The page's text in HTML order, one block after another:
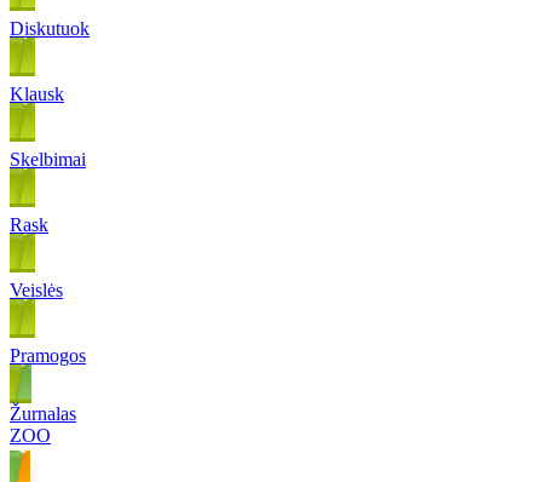
Diskutuok
Klausk
Skelbimai
Rask
Veislės
Pramogos
Žurnalas
ZOO